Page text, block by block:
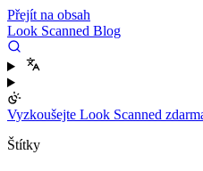
Přejít na obsah
Look Scanned Blog
Vyzkoušejte Look Scanned
Štítky